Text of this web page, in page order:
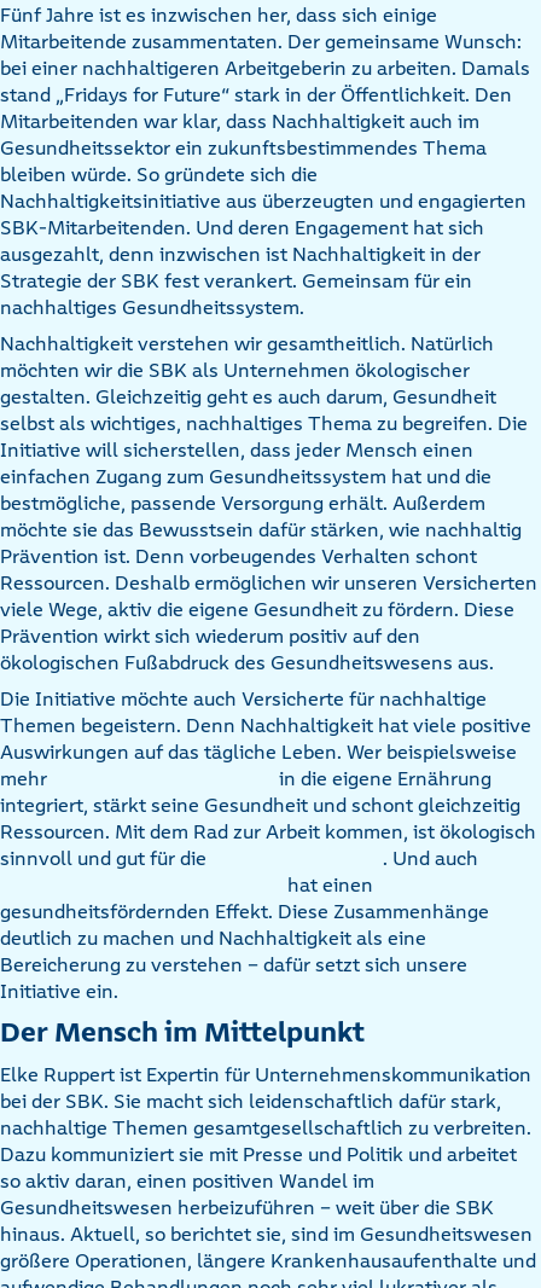
Fünf Jahre ist es inzwischen her, dass sich einige
Mitarbeitende zusammentaten. Der gemeinsame Wunsch:
bei einer nachhaltigeren Arbeitgeberin zu arbeiten. Damals
stand „Fridays for Future“ stark in der Öffentlichkeit. Den
Mitarbeitenden war klar, dass Nachhaltigkeit auch im
Gesundheitssektor ein zukunftsbestimmendes Thema
bleiben würde. So gründete sich die
Nachhaltigkeitsinitiative aus überzeugten und engagierten
SBK-Mitarbeitenden. Und deren Engagement hat sich
ausgezahlt, denn inzwischen ist Nachhaltigkeit in der
Strategie der SBK fest verankert. Gemeinsam für ein
nachhaltiges Gesundheitssystem.
Nachhaltigkeit verstehen wir gesamtheitlich. Natürlich
möchten wir die SBK als Unternehmen ökologischer
gestalten. Gleichzeitig geht es auch darum, Gesundheit
selbst als wichtiges, nachhaltiges Thema zu begreifen. Die
Initiative will sicherstellen, dass jeder Mensch einen
einfachen Zugang zum Gesundheitssystem hat und die
bestmögliche, passende Versorgung erhält. Außerdem
möchte sie das Bewusstsein dafür stärken, wie nachhaltig
Prävention ist. Denn vorbeugendes Verhalten schont
Ressourcen. Deshalb ermöglichen wir unseren Versicherten
viele Wege, aktiv die eigene Gesundheit zu fördern. Diese
Prävention wirkt sich wiederum positiv auf den
ökologischen Fußabdruck des Gesundheitswesens aus.
Die Initiative möchte auch Versicherte für nachhaltige
Themen begeistern. Denn Nachhaltigkeit hat viele positive
Auswirkungen auf das tägliche Leben. Wer beispielsweise
mehr
in die eigene Ernährung
integriert, stärkt seine Gesundheit und schont gleichzeitig
Ressourcen. Mit dem Rad zur Arbeit kommen, ist ökologisch
sinnvoll und gut für die
. Und auch
hat einen
gesundheitsfördernden Effekt. Diese Zusammenhänge
deutlich zu machen und Nachhaltigkeit als eine
Bereicherung zu verstehen – dafür setzt sich unsere
Initiative ein.
Der Mensch im Mittelpunkt
Elke Ruppert ist Expertin für Unternehmenskommunikation
bei der SBK. Sie macht sich leidenschaftlich dafür stark,
nachhaltige Themen gesamtgesellschaftlich zu verbreiten.
Dazu kommuniziert sie mit Presse und Politik und arbeitet
so aktiv daran, einen positiven Wandel im
Gesundheitswesen herbeizuführen – weit über die SBK
hinaus. Aktuell, so berichtet sie, sind im Gesundheitswesen
größere Operationen, längere Krankenhausaufenthalte und